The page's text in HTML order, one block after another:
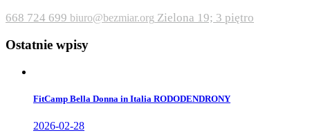
668 724 699 biuro@bezmiar.org Zielona 19; 3 piętro
Ostatnie wpisy
FitCamp Bella Donna in Italia RODODENDRONY
2026-02-28